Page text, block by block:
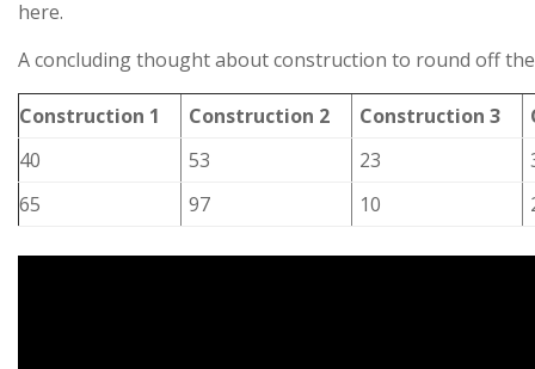
here.
A concluding thought about construction to round off
Construction 1 Construction 2 Construction 3
40
53 23
65
97 10